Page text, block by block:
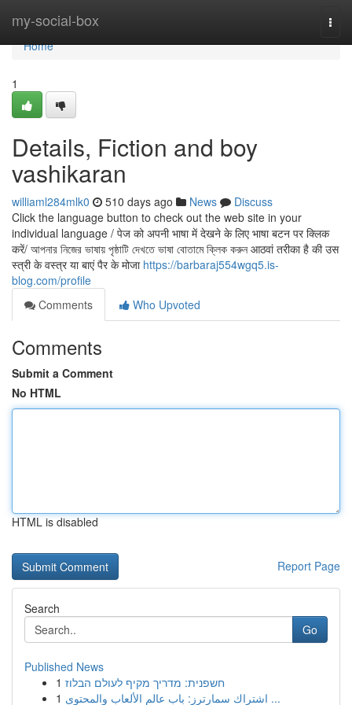
my-social-box
Home
Home
1
Details, Fiction and boy
vashikaran
williaml284mlk0 510 days ago News
Discuss
Click the language button to check out the web site in your
individual language / पेज को अपनी भाषा में देखने के लिए भाषा बटन पर क्लिक
करें/ আপনার নিজের ভাষায় পৃষ্ঠাটি দেখতে ভাষা বোতামে ক্লিক করুন आठवां तरीका है की उस
स्त्री के वस्त्र या बाएं पैर के मोजा https://barbaraj554wgq5.is-
blog.com/profile
Comments
Who Upvoted
Comments
Submit a Comment
No HTML
HTML is disabled
Report Page
Search
Go
Published News
1 חשפנית: מדריך מקיף לעולם הבלוז
1
اشتراك سمارترز: باب عالم الألعاب والمحتوى ...